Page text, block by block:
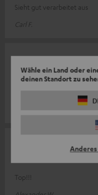
Wähle ein Land oder
deinen Standort zu
Anderes
Sieht gut verarbeitet aus
Carl F.
Top!!!